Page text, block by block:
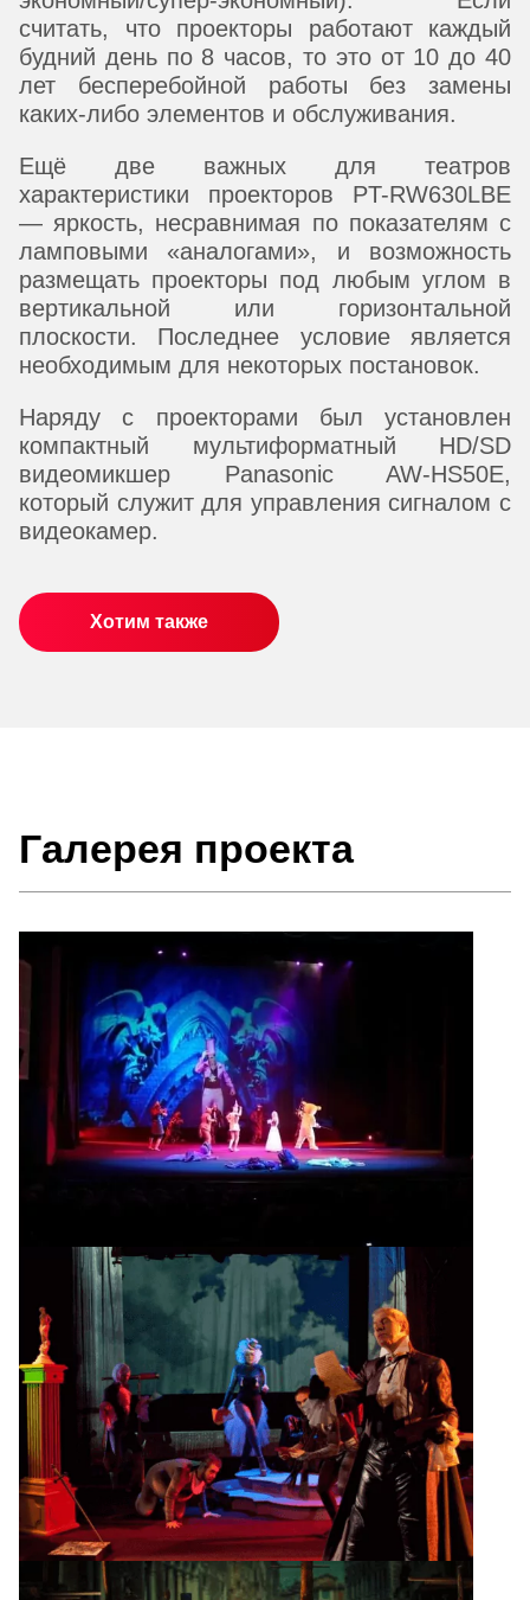
считать, что проекторы работают каждый
будний день по 8 часов, то это от 10 до 40
лет бесперебойной работы без замены
каких-либо элементов и обслуживания.
Ещё две важных для театров
характеристики проекторов PT-RW630LBE
— яркость, несравнимая по показателям с
ламповыми «аналогами», и возможность
размещать проекторы под любым углом в
вертикальной или горизонтальной
плоскости. Последнее условие является
необходимым для некоторых постановок.
Наряду с проекторами был установлен
компактный мультиформатный HD/SD
видеомикшер Panasonic AW-HS50E,
который служит для управления сигналом с
видеокамер.
Хотим также
Галерея проекта